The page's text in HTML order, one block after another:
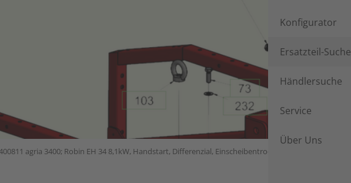
agria 3400; Robin EH 34 8,1kW, Handstart, Differenzial, Einscheibentrockenkuppl.
Konfigurator
Ersatzteil-Suche
Händlersuche
Service
Über Uns